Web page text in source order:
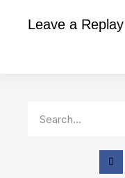
Leave a Replay